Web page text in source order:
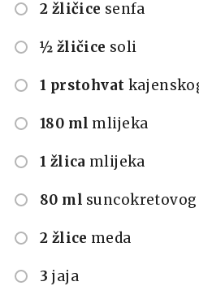
2 žličice senfa
½ žličice soli
1 prstohvat
180 ml mlijeka
1 žlica mlijeka
80 ml
2 žlice meda
3 jaja